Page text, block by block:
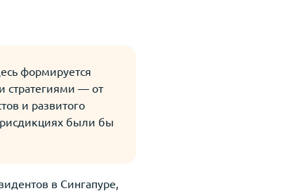
формируется
стратегиями — от
и развитого
были бы
в Сингапуре,